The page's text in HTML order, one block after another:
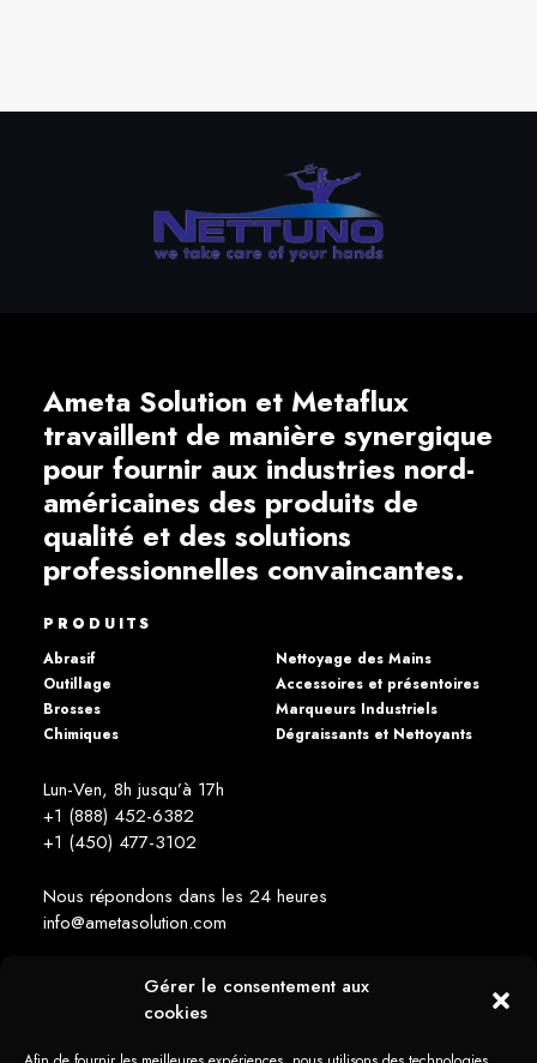
Gérer le consentement aux
cookies
Ameta Solution et Metaflux
travaillent de manière synergique
pour fournir aux industries nord-
américaines des produits de
qualité et des solutions
professionnelles convaincantes.
PRODUITS
Abrasif
Outillage
Brosses
Chimiques
Nettoyage des Mains
Accessoires et présentoires
Marqueurs Industriels
Dégraissants et Nettoyants
Lun-Ven, 8h jusqu’à 17h
+1 (888) 452-6382
+1 (450) 477­-3102
Nous répondons dans les 24 heures
info@ametasolution.com
RESTEZ INFORMÉ